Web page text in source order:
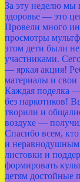
За эту неделю мы
здоровье — это
Провели много
просмотры
этом дети были
участниками.
— яркая акция!
материалы и свои
Каждая поделка
без наркотиков!
творили и
воздухе —
Спасибо всем,
и
листовки и
формировать
детям достойные